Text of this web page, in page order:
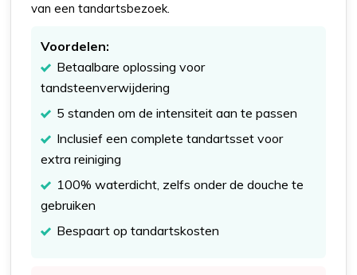
van een tandartsbezoek.
Voordelen:
Betaalbare oplossing voor
tandsteenverwijdering
5 standen om de intensiteit aan te passen
Inclusief een complete tandartsset voor
extra reiniging
100% waterdicht, zelfs onder de douche te
gebruiken
Bespaart op tandartskosten